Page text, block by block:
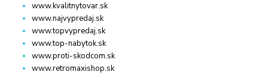
www.kvalitnytovar.sk
www.najvypredaj.sk
www.topvypredaj.sk
www.top-nabytok.sk
www.proti-skodcom.sk
www.retromaxishop.sk